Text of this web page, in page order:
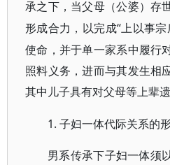
承之下，当父母（公婆）存
形成合力，以完成“上以事
使命，并于单一家系中履行
照料义务，进而与其发生相
其中儿子具有对父母等上辈遗
1. 子妇一体代际关系的
男系传承下子妇一体须